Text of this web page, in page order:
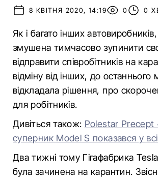
8 КВІТНЯ 2020, 14:19 0 0
Як і багато інших
змушена тимчасово зупинити
відправити співробітників на
відміну від інших, до
відкладала рішення, про
для робітників.
Дивіться також: Polestar Precept
суперник Model S показався у
Два тижні тому Гігафабрика
була зачинена на карантин.